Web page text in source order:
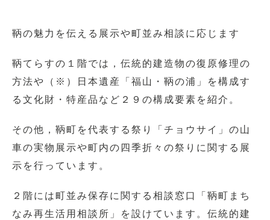
鞆の魅力を伝える展示や町並み相談に応じます
鞆てらすの１階では，伝統的建造物の復原修理の
方法や（※）日本遺産「福山・鞆の浦」を構成す
る文化財・特産品など２９の構成要素を紹介。
その他，鞆町を代表する祭り「チョウサイ」の山
車の実物展示や町内の四季折々の祭りに関する展
示を行っています。
２階には町並み保存に関する相談窓口「鞆町まち
なみ再生活用相談所」を設けています。伝統的建